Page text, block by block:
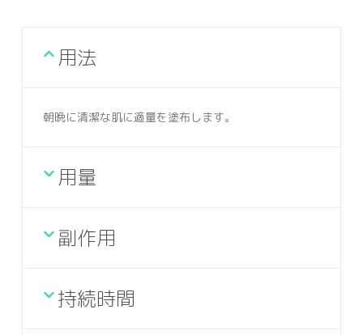
用法
朝晩に清潔な肌に適量を塗布します。
用量
副作用
持続時間